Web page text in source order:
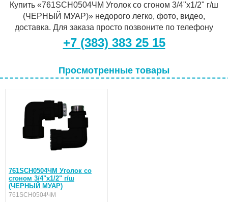
Купить «761SCH0504ЧМ Уголок со сгоном 3/4"х1/2" г/ш
(ЧЕРНЫЙ МУАР)» недорого легко, фото, видео,
доставка. Для заказа просто позвоните по телефону
+7 (383) 383 25 15
Просмотренные товары
761SCH0504ЧМ Уголок со
сгоном 3/4"х1/2" г/ш
(ЧЕРНЫЙ МУАР)
761SCH0504ЧМ